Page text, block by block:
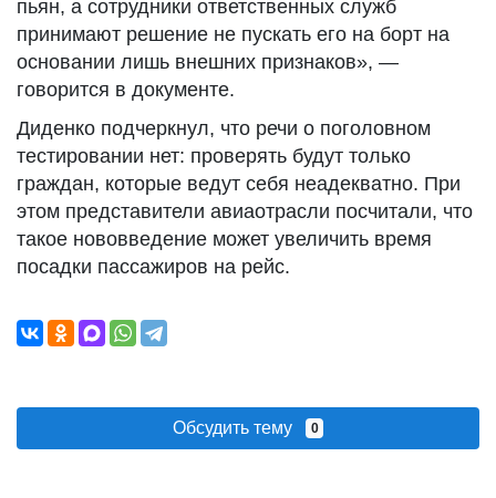
пьян, а сотрудники ответственных служб
принимают решение не пускать его на борт на
основании лишь внешних признаков», —
говорится в документе.
Диденко подчеркнул, что речи о поголовном
тестировании нет: проверять будут только
граждан, которые ведут себя неадекватно. При
этом представители авиаотрасли посчитали, что
такое нововведение может увеличить время
посадки пассажиров на рейс.
Обсудить тему 0